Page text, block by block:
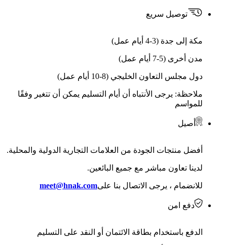
توصيل سريع
مكة إلى جدة (3-4 أيام عمل)
مدن أخرى (5-7 أيام عمل)
دول مجلس التعاون الخليجي (8-10 أيام عمل)
ملاحظة: يرجى الأنتباه أن أيام التسليم يمكن أن تتغير وفقًا
للمواسم
أصيل
أفضل منتجات الجودة من العلامات التجارية الدولية والمحلية.
لدينا تعاون مباشر مع جميع البائعين.
للانضمام ، يرجى الاتصال بنا علىmeet@hnak.com
دفع امن
الدفع باستخدام بطاقة الائتمان أو النقد على التسليم